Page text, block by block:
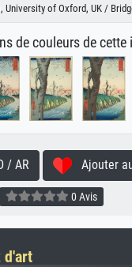
University of Oxford, UK /
de couleurs de cette
/ AR Ajouter
0 Avis
d'art